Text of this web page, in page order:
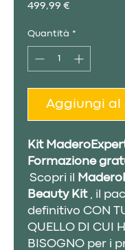
499,99 €
Quantità *
Aggiungi al
Kit
Formazione
Scopri il
Beauty Kit, il
definitivo CON
QUELLO DI CUI
BISOGNO per i